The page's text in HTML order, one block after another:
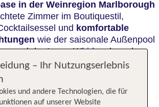
in der Weinregion Marlborough
Zimmer im Boutiquestil,
und komfortable
wie der saisonale Außenpool
und der Innen-Whirlpool machen
echten Wohlfühlort.
telefonischer 24/7 TUI Service
– Ihr Nutzungserlebnis
und andere Technologien, die für
auf unserer Website